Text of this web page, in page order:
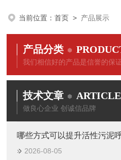
当前位置：首页 > 产品展示
产品分类
我们相信好的产品是信誉的保证
技术文章
做良心企业 创诚信品牌
哪些方式可以提升活性污泥
2026-08-05